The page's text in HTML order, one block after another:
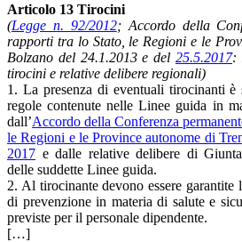
Articolo 13 Tirocini
(Legge n. 92/2012; Accordo della
rapporti tra lo Stato, le Regioni e le
Bolzano del 24.1.2013 e del 25.5.2017:
tirocini e relative delibere regionali)
1. La presenza di eventuali tirocinanti è
regole contenute nelle Linee guida in
dall’Accordo della Conferenza
le Regioni e le Province autonome di
2017 e dalle relative delibere di
delle suddette Linee guida.
2. Al tirocinante devono essere garantite
di prevenzione in materia di salute e
previste per il personale dipendente.
[…]